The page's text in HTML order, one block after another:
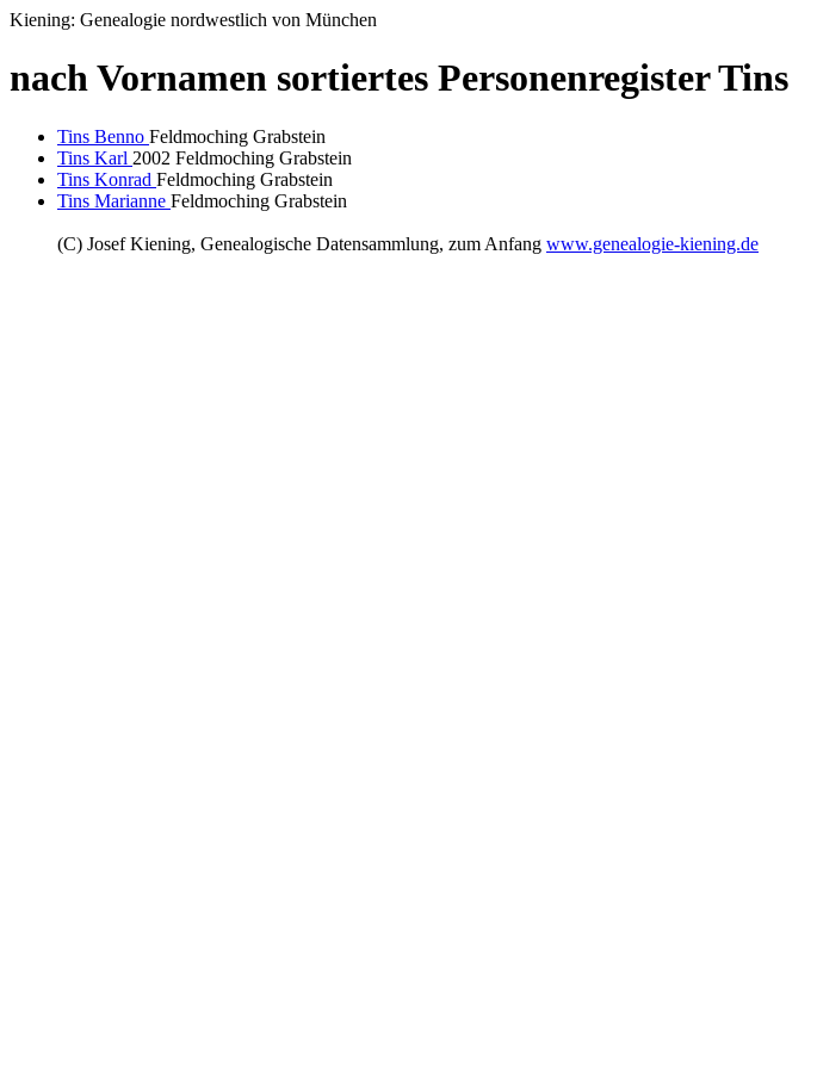
Kiening: Genealogie nordwestlich von München
nach Vornamen sortiertes Personenregister Tins
Tins Benno Feldmoching Grabstein
Tins Karl 2002 Feldmoching Grabstein
Tins Konrad Feldmoching Grabstein
Tins Marianne Feldmoching Grabstein
(C) Josef Kiening, Genealogische Datensammlung, zum Anfang www.genealogie-kiening.de